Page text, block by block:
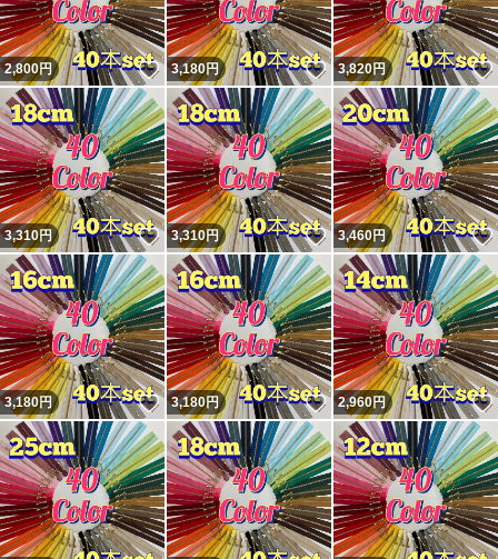
2,800円 いいね！
3,180円 いいね！
3,820円
3,310円 いいね！
3,310円 いいね！
3,460円
3,180円 いいね！
3,180円 いいね！
2,960円